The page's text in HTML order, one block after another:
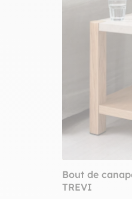
Bout de
TREVI